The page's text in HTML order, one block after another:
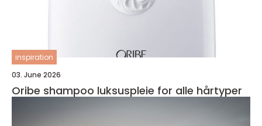
inspiration
03. June 2026
Oribe shampoo luksuspleie for alle hårtyper